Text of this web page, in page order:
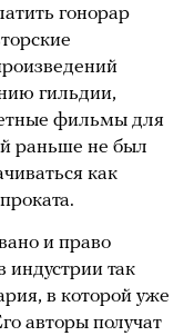
гонорар
гильдии,
фильмы для
раньше не был
как
и право
индустрии так
в которой уже
авторы получат